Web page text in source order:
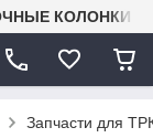
КОЛОНКИ
Запчасти для